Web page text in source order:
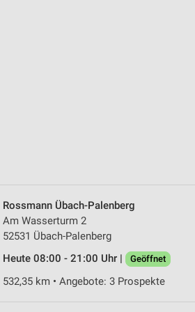
Rossmann Übach-Palenberg
Am Wasserturm 2
52531 Übach-Palenberg
Heute 08:00 - 21:00 Uhr |
Geöffnet
532,35 km • Angebote: 3 Prospekte